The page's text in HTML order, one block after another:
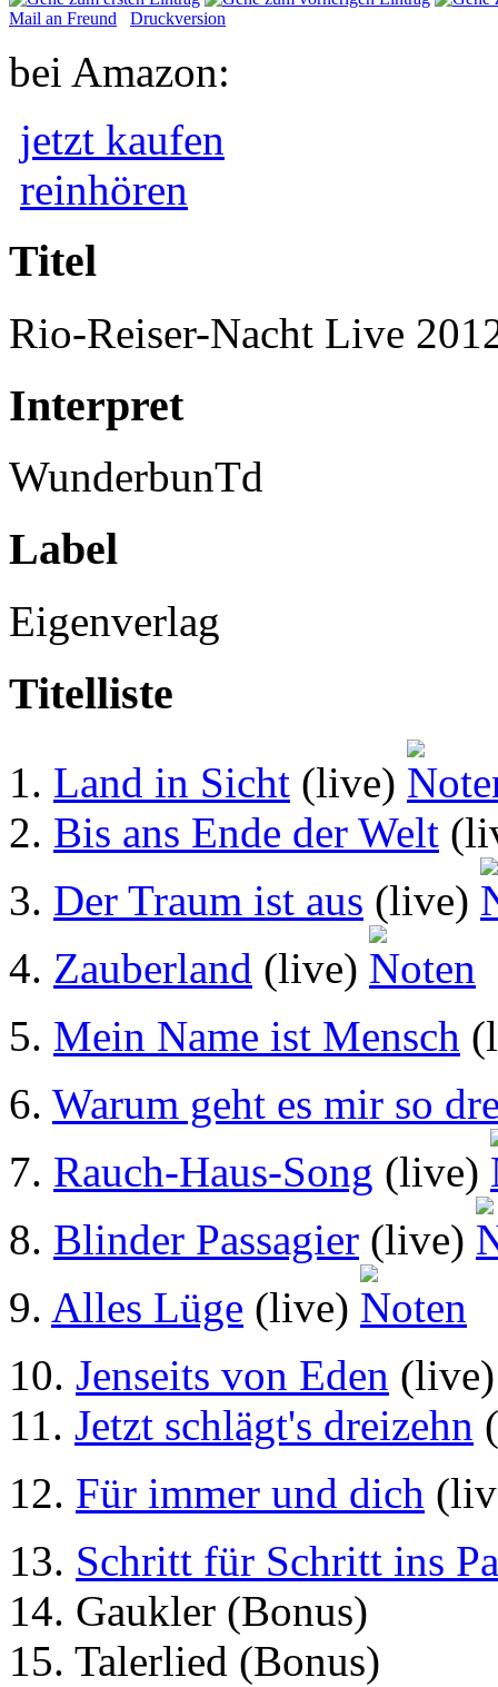
Mail an Freund Druckversion
bei Amazon:
jetzt kaufen
reinhören
Titel
Rio-Reiser-Nacht Live
Interpret
WunderbunTd
Label
Eigenverlag
Titelliste
1. Land in Sicht (live)
2. Bis ans Ende der Welt
3. Der Traum ist aus (live)
4. Zauberland (live)
5. Mein Name ist Mensch
6. Warum geht es mir so
7. Rauch-Haus-Song (live)
8. Blinder Passagier (live)
9. Alles Lüge (live)
10. Jenseits von Eden
11. Jetzt schlägt's dreizehn
12. Für immer und dich
13. Schritt für Schritt ins
14. Gaukler (Bonus)
15. Talerlied (Bonus)